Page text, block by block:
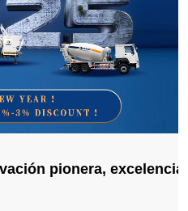
pionera, excelencia